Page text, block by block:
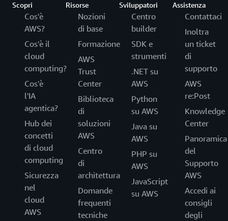
Scopri
Cos'è
AWS?
Cos'è il
cloud
computing?
Cos'è
l'IA
agentica?
Hub dei
concetti
di cloud
computing
Sicurezza
nel
cloud
AWS
Risorse
Nozioni
di base
Formazione
AWS
Trust
Center
Biblioteca
di
soluzioni
AWS
Centro
di
architettura
Domande
frequenti
tecniche
Sviluppatori
Centro
builder
SDK e
strumenti
.NET su
AWS
Python
su AWS
Java su
AWS
PHP su
AWS
JavaScript
su AWS
Assistenza
Contattaci
Inoltra
un ticket
di
supporto
AWS
re:Post
Knowledge
Center
Panoramica
del
Supporto
AWS
Accedi ai
consigli
degli